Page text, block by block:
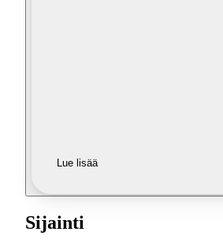
Lue lisää
Sijainti